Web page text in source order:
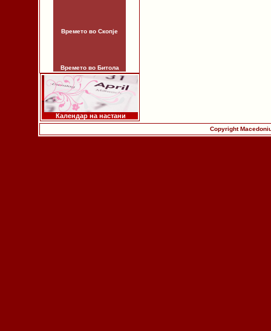
Времето во Скопје
Времето во Битола
Календар на настани
Copyright